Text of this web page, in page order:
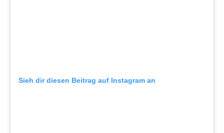
Sieh dir diesen Beitrag auf Instagram an